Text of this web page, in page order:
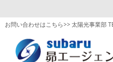
お問い合わせはこちら>> 太陽光事業部